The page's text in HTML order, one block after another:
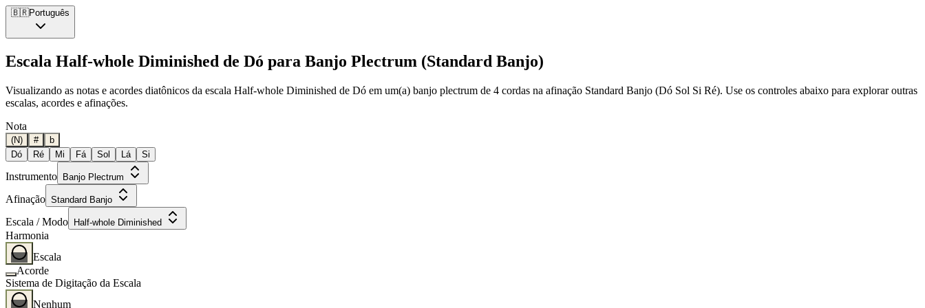
🇧🇷Português
Escala Half-whole Diminished de Dó para Banjo Plectrum (Standard Banjo)
Visualizando as notas e acordes diatônicos da escala Half-whole Diminished de Dó em um(a) banjo plectrum de 4 cordas na afinação Standard Banjo (Dó Sol Si Ré). Use os controles abaixo para explorar outras
escalas, acordes e afinações.
Nota
(N) #
b
Dó
Ré Mi Fá Sol Lá Si
Instrumento Banjo Plectrum
Afinação Standard Banjo
Escala / Modo Half-whole Diminished
Harmonia
Escala
Acorde
Sistema de Digitação da Escala
Nenhum